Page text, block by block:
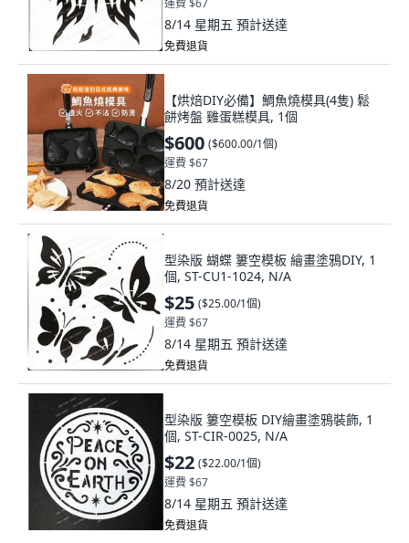
運費 $67
8/14 星期五 預計送達
免費退貨
【烘焙DIY必備】鯛魚燒模具(4隻) 鬆
餅烤盤 雞蛋糕模具, 1個
$600 ($600.00/1個)
運費 $67
8/20 預計送達
免費退貨
型染版 蝴蝶 簍空模板 繪畫塗鴉DIY, 1
個, ST-CU1-1024, N/A
$25 ($25.00/1個)
運費 $67
8/14 星期五 預計送達
免費退貨
型染版 簍空模板 DIY繪畫塗鴉裝飾, 1
個, ST-CIR-0025, N/A
$22 ($22.00/1個)
運費 $67
8/14 星期五 預計送達
免費退貨